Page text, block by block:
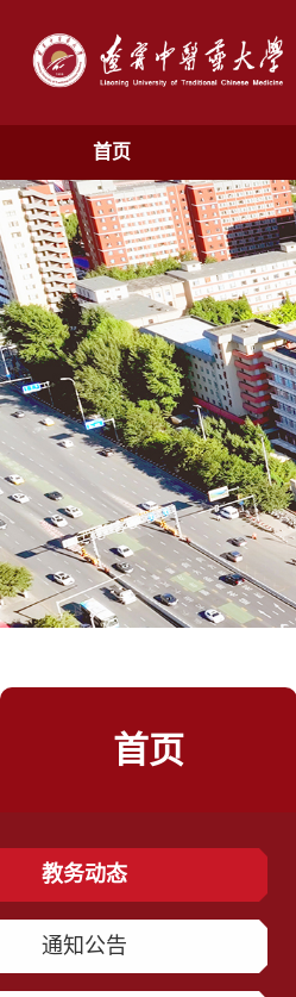
首页
首页
教务动态
通知公告